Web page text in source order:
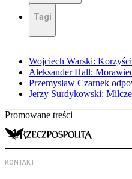
Tagi
Wojciech Warski:
Aleksander Hall:
Przemysław Czarnek
Jerzy Surdykowski:
Promowane treści
KONTAKT